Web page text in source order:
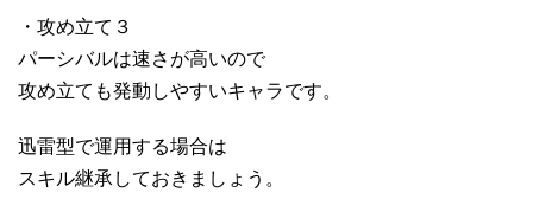
・攻め立て３
パーシバルは速さが高いので
攻め立ても発動しやすいキャラです。
迅雷型で運用する場合は
スキル継承しておきましょう。